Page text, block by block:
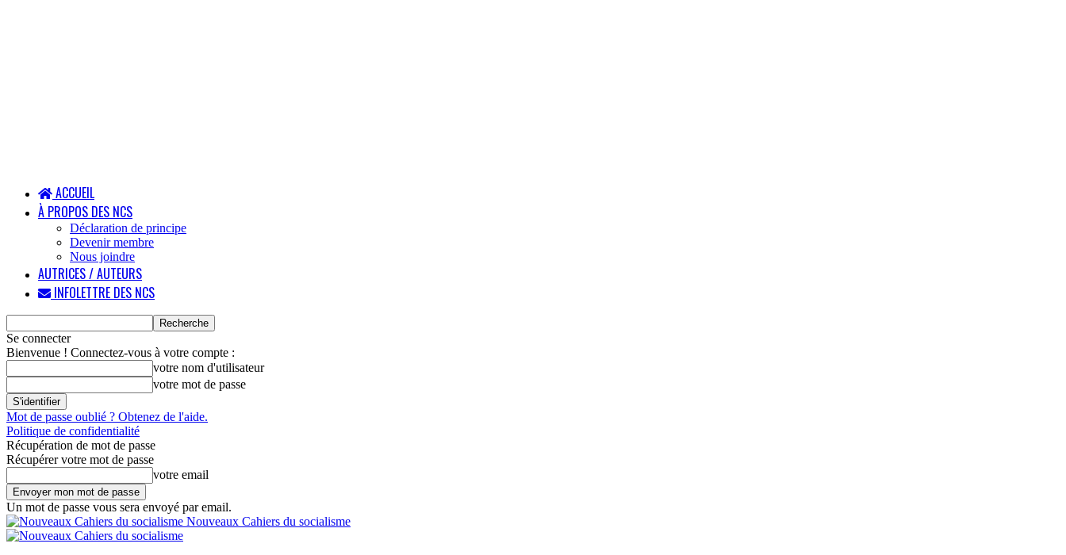
ACCUEIL
À PROPOS DES NCS
Déclaration de principe
Devenir membre
Nous joindre
AUTRICES / AUTEURS
INFOLETTRE DES NCS
Se connecter
Bienvenue ! Connectez-vous à votre compte :
votre nom d'utilisateur
votre mot de passe
Mot de passe oublié ? Obtenez de l'aide.
Politique de confidentialité
Récupération de mot de passe
Récupérer votre mot de passe
votre email
Un mot de passe vous sera envoyé par email.
Nouveaux Cahiers du socialisme